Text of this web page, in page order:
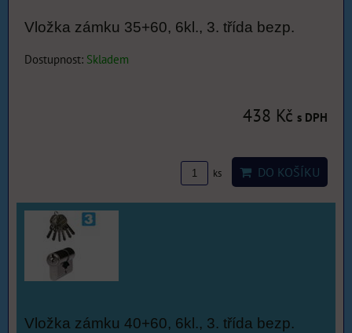
Vložka zámku 35+60, 6kl., 3. třída bezp.
Dostupnost: Skladem
438 Kč s DPH
ks DO KOŠÍKU
Vložka zámku 40+60, 6kl., 3. třída bezp.